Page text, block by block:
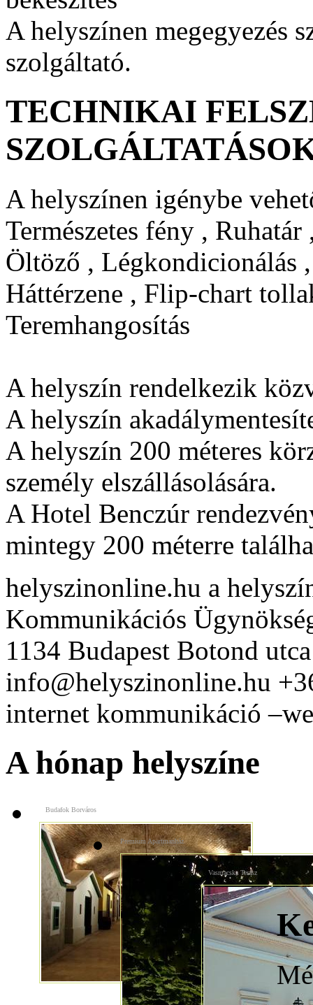
A helyszínen megegyezés
szolgáltató.
TECHNIKAI
A helyszínen igénybe
Természetes fény ,
Öltöző , Légkondicionálás
Háttérzene , Flip-chart
Teremhangosítás
A helyszín rendelkezik
A helyszín
A helyszín 200 méteres
személy elszállásolására.
A Hotel Benczúr
mintegy 200 méterre
helyszinonline.hu a
Kommunikációs
1134 Budapest Botond
info@helyszinonline.hu
internet kommunikáció
A hónap helyszíne
Budafok Borváros
Premium Apartmanház
Vasmacska Terasz